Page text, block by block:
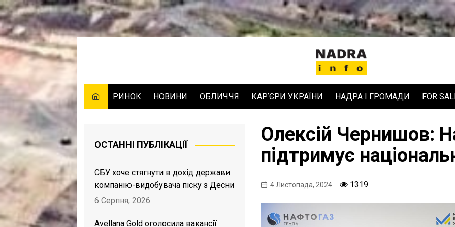
Skip
to
РИНОК НОВИНИ ОБЛИЧЧЯ КАРʼЄРИ УКРАЇНИ НАДРА І ГРОМАДИ FOR
Олексій Чернишов:
підтримує
4 Листопада, 2024 1319
ОСТАННІ ПУБЛІКАЦІЇ
СБУ хоче стягнути в дохід держави
компанію-видобувача піску з Десни
6 Серпня, 2026
Avellana Gold оголосила вакансії